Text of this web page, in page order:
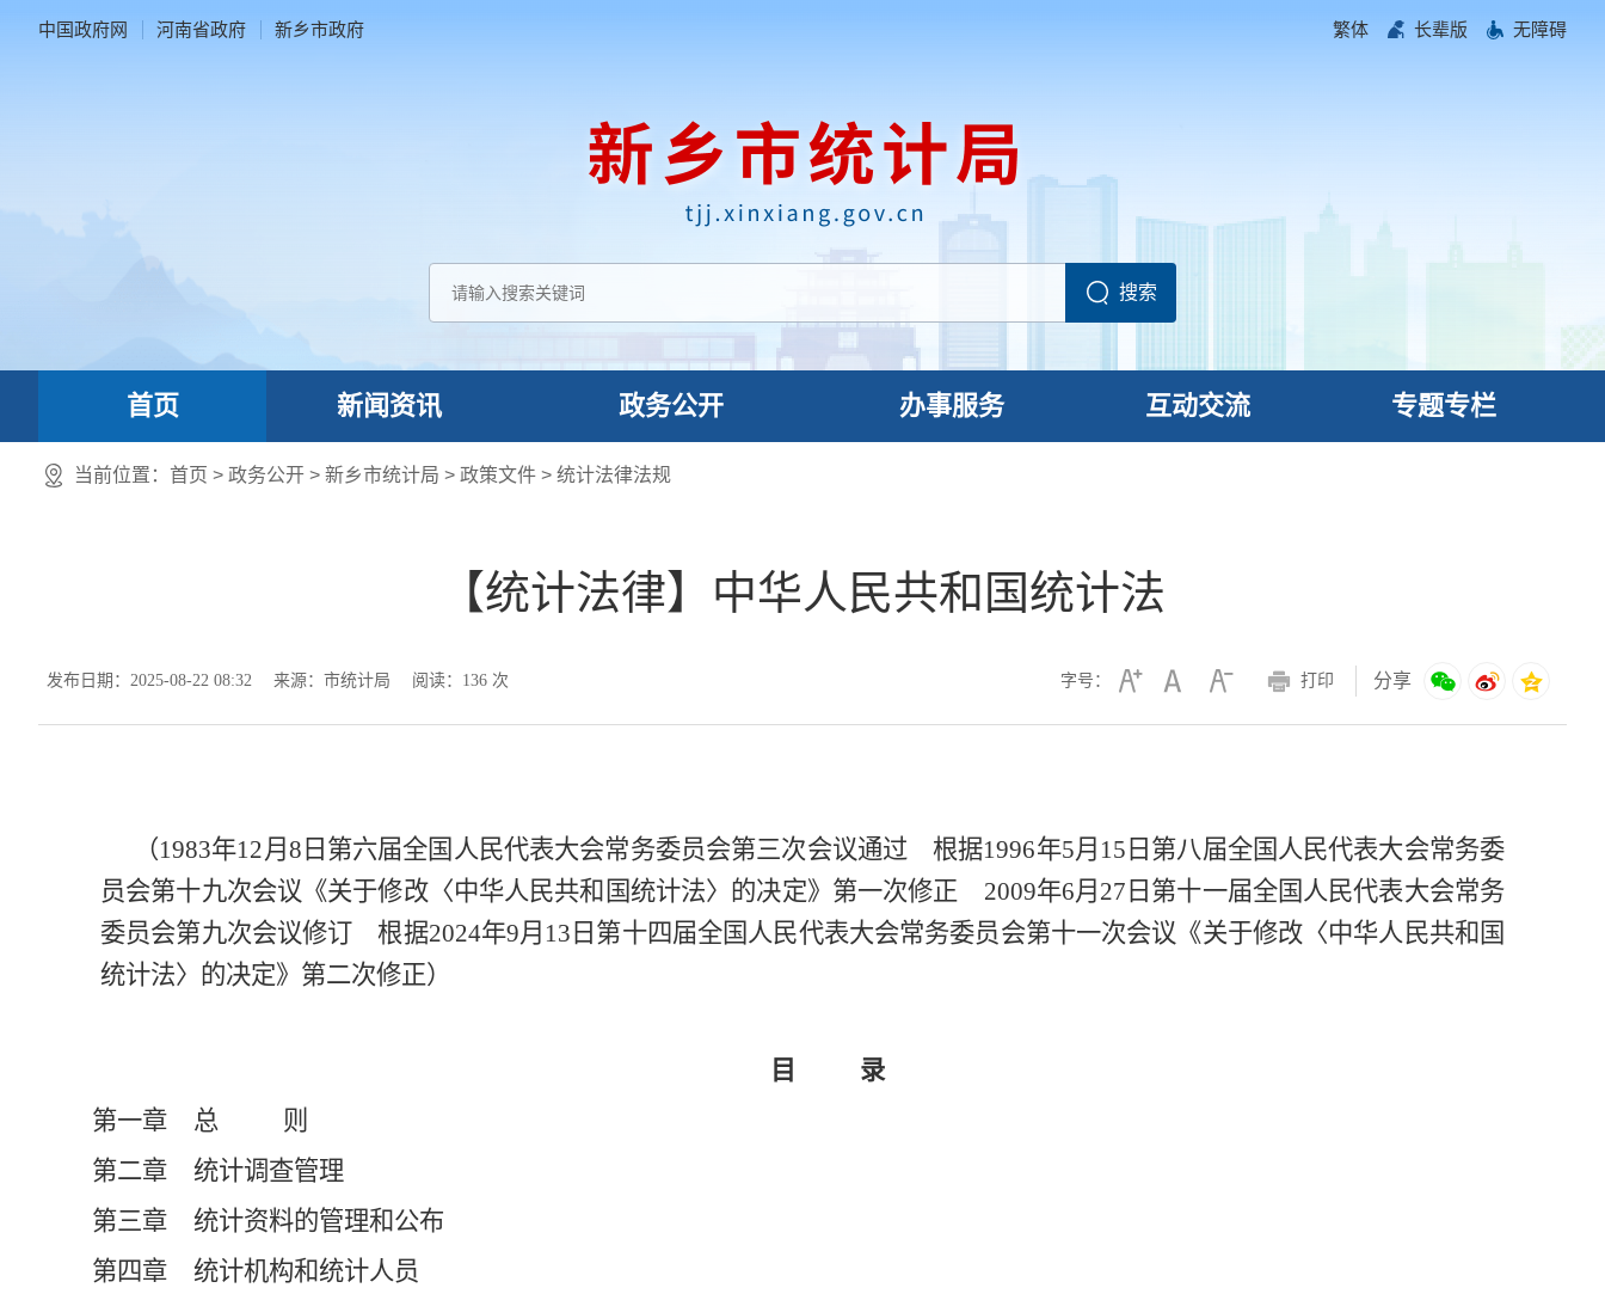
中国政府网 河南省政府 新乡市政府 繁体 长辈版 无障碍
首页 新闻资讯 政务公开 办事服务 互动交流 专题专栏
当前位置： 首页 > 政务公开 > 新乡市统计局 > 政策文件 > 统计法律法规
【统计法律】中华人民共和国统计法
发布日期：2025-08-22 08:32 来源：市统计局 阅读： 136 次 字号： 打印 分享
（1983年12月8日第六届全国人民代表大会常务委员会第三次会议通过 根据1996年5月15日第八届全国人民代表大会常务委
员会第十九次会议《关于修改〈中华人民共和国统计法〉的决定》第一次修正 2009年6月27日第十一届全国人民代表大会常务
委员会第九次会议修订 根据2024年9月13日第十四届全国人民代表大会常务委员会第十一次会议《关于修改〈中华人民共和国
统计法〉的决定》第二次修正）
目 录
第一章 总 则
第二章 统计调查管理
第三章 统计资料的管理和公布
第四章 统计机构和统计人员